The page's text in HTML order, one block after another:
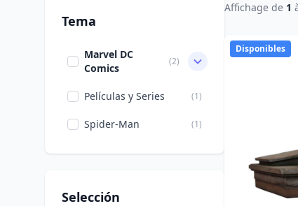
Tema
Marvel DC
Comics
(2)
Películas y Series (1)
Spider-Man (1)
Selección
Affichage de 1
Disponibles